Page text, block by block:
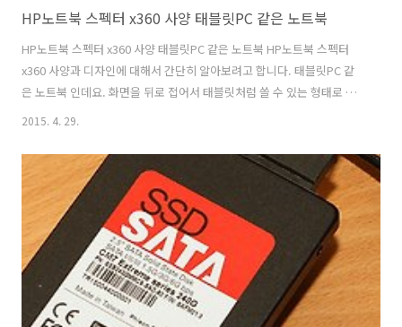
HP노트북 스펙터 x360 사양 태블릿PC 같은 노트북
HP노트북 스펙터 x360 사양 태블릿PC 같은 노트북 HP노트북 스펙터
x360 사양과 디자인에 대해서 간단히 알아보려고 합니다. 태블릿PC 같
은 노트북 인데요. 화면을 뒤로 접어서 태블릿처럼 쓸 수 있는 형태로 되
어있습니다. 물론 이런 형태가 처음은 아니지만 HP에서 나온 노트북에
브로드웰CPU를 사용했습니다. 램은 8GB를 사용해서 사양적으로는 상
당히 넉넉합니다. 태블릿PC처럼 쓸 수 있도록 터치가 가능한 화면을 가
지고 있습니다. 본체부분과 모니터의 상판 부분 모두 알미늄을 사용해서
상당히 고급스러운 외형을 가지고 있습니다. HP노트북 스펙터 x360 사
양적인 부분도 우수하지만 외형도 꽤 신경을 쓴 모습을 보여줍니다. 그..
2015. 4. 29.